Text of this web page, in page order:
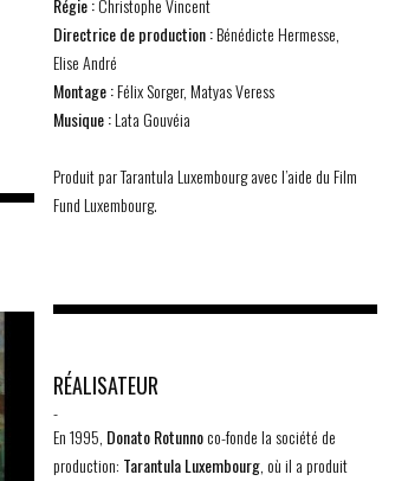
Régie :Christophe Vincent
Directrice de production :Bénédicte Hermesse,
Elise André
Montage :Félix Sorger, Matyas Veress
Musique :Lata Gouvéia
Produit par Tarantula Luxembourg avec l’aide du Film
Fund Luxembourg.
RÉALISATEUR
-
En 1995, Donato Rotunnoco-fonde la société de
production: Tarantula Luxembourg, où il a produit